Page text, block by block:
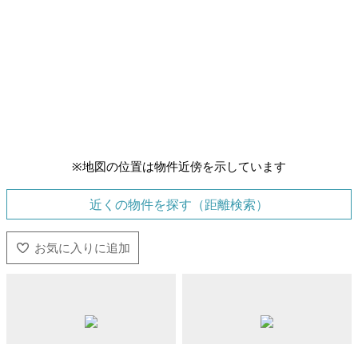
※地図の位置は物件近傍を示しています
近くの物件を探す（距離検索）